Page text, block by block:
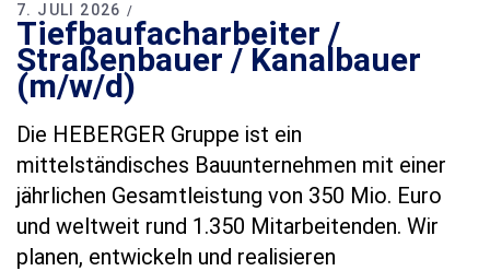
7. JULI 2026
Tiefbaufacharbeiter /
Straßenbauer / Kanalbauer
(m/w/d)
Die HEBERGER Gruppe ist ein
mittelständisches Bauunternehmen mit einer
jährlichen Gesamtleistung von 350 Mio. Euro
und weltweit rund 1.350 Mitarbeitenden. Wir
planen, entwickeln und realisieren